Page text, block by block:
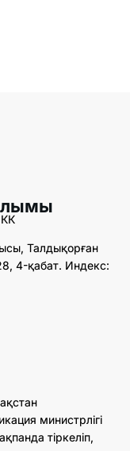
Талдықорған
4-қабат. Индекс:
министрлігі
тіркеліп,